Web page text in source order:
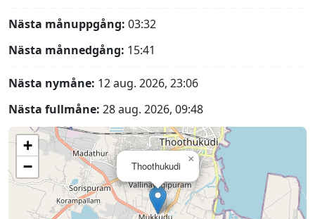
Nästa månuppgång: 03:32
Nästa månnedgång: 15:41
Nästa nymåne: 12 aug. 2026, 23:06
Nästa fullmåne: 28 aug. 2026, 09:48
Thoothukudi
×
+
−